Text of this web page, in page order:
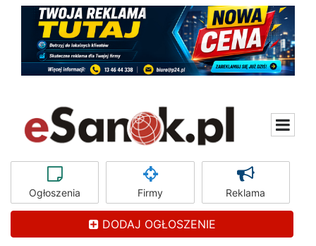
Ogłoszenia Firmy Reklama
DODAJ OGŁOSZENIE